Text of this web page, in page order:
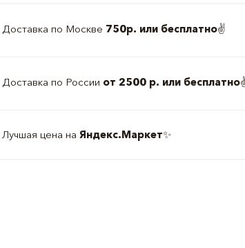
Доставка по Москве 750р. или бесплатно✌️
Доставка по России от 2500 р. или бесплатно
Лучшая цена на Яндекс.Маркет✨